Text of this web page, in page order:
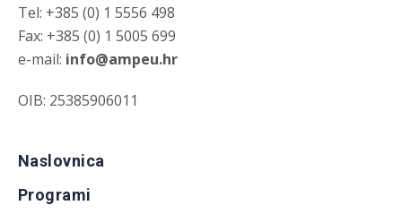
Tel: +385 (0) 1 5556 498
Fax: +385 (0) 1 5005 699
e-mail: info@ampeu.hr
OIB: 25385906011
Naslovnica
Programi